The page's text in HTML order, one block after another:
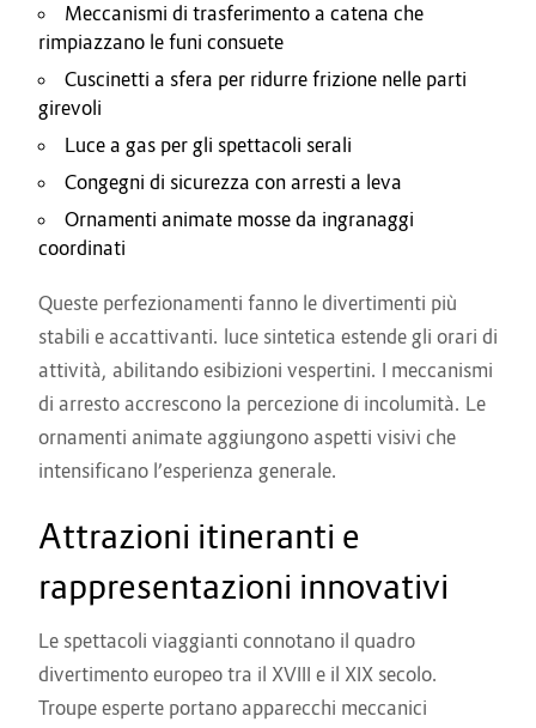
Meccanismi di trasferimento a catena che
rimpiazzano le funi consuete
Cuscinetti a sfera per ridurre frizione nelle parti
girevoli
Luce a gas per gli spettacoli serali
Congegni di sicurezza con arresti a leva
Ornamenti animate mosse da ingranaggi
coordinati
Queste perfezionamenti fanno le divertimenti più
stabili e accattivanti. luce sintetica estende gli orari di
attività, abilitando esibizioni vespertini. I meccanismi
di arresto accrescono la percezione di incolumità. Le
ornamenti animate aggiungono aspetti visivi che
intensificano l’esperienza generale.
Attrazioni itineranti e
rappresentazioni innovativi
Le spettacoli viaggianti connotano il quadro
divertimento europeo tra il XVIII e il XIX secolo.
Troupe esperte portano apparecchi meccanici